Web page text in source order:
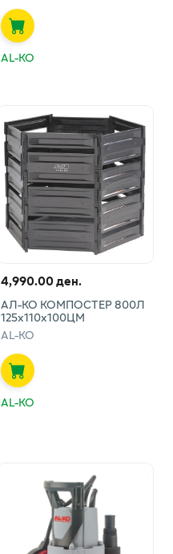
AL-KO
4,990.00 ден.
АЛ-КО КОМПОСТЕР 800Л
125х110х100ЦМ
AL-KO
AL-KO